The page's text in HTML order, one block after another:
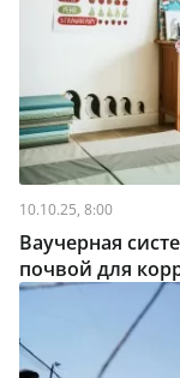
10.10.25, 8:00
Ваучерная
почвой для